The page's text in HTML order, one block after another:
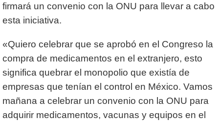
firmará un convenio con la ONU para llevar a cabo
esta iniciativa.
«Quiero celebrar que se aprobó en el Congreso la
compra de medicamentos en el extranjero, esto
significa quebrar el monopolio que existía de
empresas que tenían el control en México. Vamos
mañana a celebrar un convenio con la ONU para
adquirir medicamentos, vacunas y equipos en el